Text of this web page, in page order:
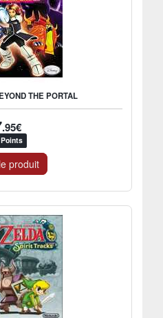
THE PORTAL
.95€
produit